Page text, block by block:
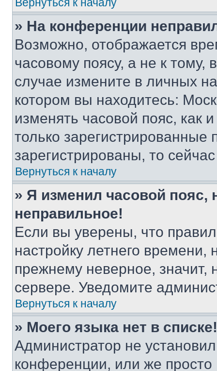
» На конференции
Возможно, отображается
часовому поясу, а не к тому,
случае измените в личных
котором вы находитесь:
изменять часовой пояс, как
только
зарегистрированы, то
Вернуться к началу
» Я изменил часовой пояс,
неправильное!
Если вы уверены, что
настройку летнего
прежнему неверное, значит,
сервере. Уведомите
Вернуться к началу
» Моего языка нет в списке!
Администратор не
конференции, или же